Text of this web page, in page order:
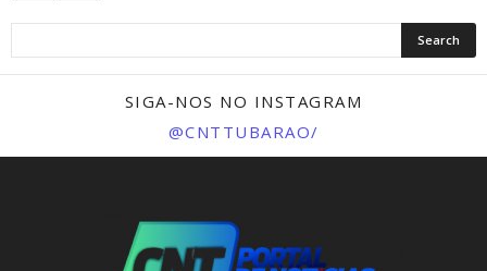
SIGA-NOS NO INSTAGRAM
@CNTTUBARAO/